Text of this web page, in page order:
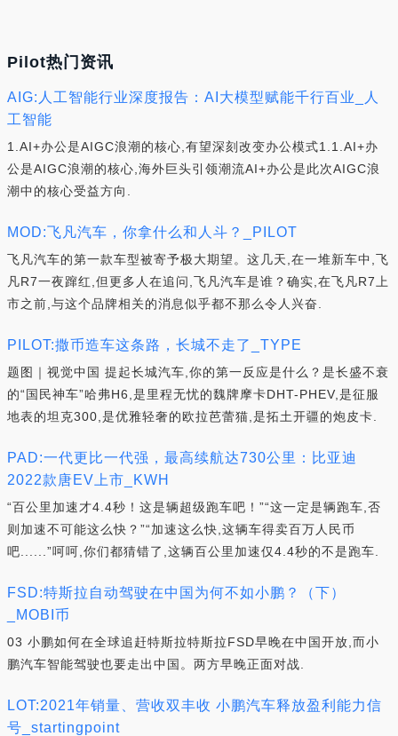
Pilot热门资讯
AIG:人工智能行业深度报告：AI大模型赋能千行百业_人
工智能
1.AI+办公是AIGC浪潮的核心,有望深刻改变办公模式1.1.AI+办
公是AIGC浪潮的核心,海外巨头引领潮流AI+办公是此次AIGC浪
潮中的核心受益方向.
MOD:飞凡汽车，你拿什么和人斗？_PILOT
飞凡汽车的第一款车型被寄予极大期望。这几天,在一堆新车中,飞
凡R7一夜蹿红,但更多人在追问,飞凡汽车是谁？确实,在飞凡R7上
市之前,与这个品牌相关的消息似乎都不那么令人兴奋.
PILOT:撒币造车这条路，长城不走了_TYPE
题图｜视觉中国 提起长城汽车,你的第一反应是什么？是长盛不衰
的“国民神车”哈弗H6,是里程无忧的魏牌摩卡DHT-PHEV,是征服
地表的坦克300,是优雅轻奢的欧拉芭蕾猫,是拓土开疆的炮皮卡.
PAD:一代更比一代强，最高续航达730公里：比亚迪
2022款唐EV上市_KWH
“百公里加速才4.4秒！这是辆超级跑车吧！”“这一定是辆跑车,否
则加速不可能这么快？”“加速这么快,这辆车得卖百万人民币
吧......”呵呵,你们都猜错了,这辆百公里加速仅4.4秒的不是跑车.
FSD:特斯拉自动驾驶在中国为何不如小鹏？（下）
_MOBI币
03 小鹏如何在全球追赶特斯拉特斯拉FSD早晚在中国开放,而小
鹏汽车智能驾驶也要走出中国。两方早晚正面对战.
LOT:2021年销量、营收双丰收 小鹏汽车释放盈利能力信
号_startingpoint